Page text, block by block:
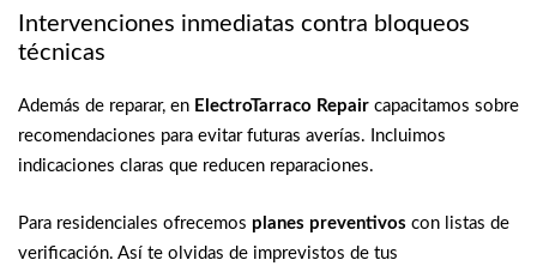
Intervenciones inmediatas contra bloqueos
técnicas
Además de reparar, en ElectroTarraco Repair capacitamos sobre
recomendaciones para evitar futuras averías. Incluimos
indicaciones claras que reducen reparaciones.
Para residenciales ofrecemos planes preventivos con listas de
verificación. Así te olvidas de imprevistos de tus